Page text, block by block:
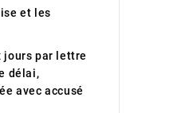
et les
jours par lettre
délai,
avec accusé